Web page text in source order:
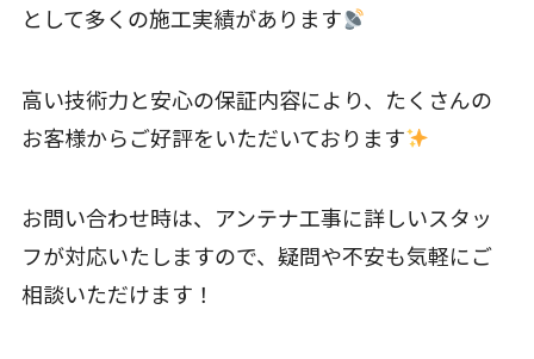
として多くの施工実績があります
高い技術力と安心の保証内容により、たくさんの
お客様からご好評をいただいております
お問い合わせ時は、アンテナ工事に詳しいスタッ
フが対応いたしますので、疑問や不安も気軽にご
相談いただけます！